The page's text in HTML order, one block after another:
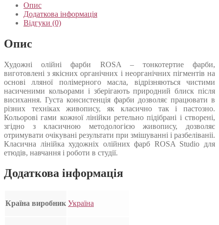
Опис
Додаткова інформація
Відгуки (0)
Опис
Художні олійні фарби ROSA – тонкотертие фарби,
виготовлені з якісних органічних і неорганічних пігментів на
основі лляної полімерного масла, відрізняються чистими
насиченими кольорами і зберігають природний блиск після
висихання. Густа консистенція фарби дозволяє працювати в
різних техніках живопису, як класично так і пастозно.
Кольорові гами кожної лінійки ретельно підібрані і створені,
згідно з класичною методологією живопису, дозволяє
отримувати очікувані результати при змішуванні і разбеліваніі.
Класична лінійка художніх олійних фарб ROSA Studio для
етюдів, навчання і роботи в студії.
Додаткова інформація
Країна виробник Україна